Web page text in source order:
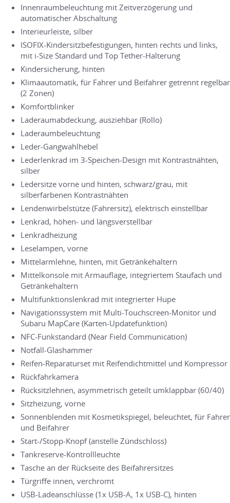
Innenraumbeleuchtung mit Zeitverzögerung und
automatischer Abschaltung
Interieurleiste, silber
ISOFIX-Kindersitzbefestigungen, hinten rechts und links,
mit i-Size Standard und Top Tether-Halterung
Kindersicherung, hinten
Klimaautomatik, für Fahrer und Beifahrer getrennt regelbar
(2 Zonen)
Komfortblinker
Laderaumabdeckung, ausziehbar (Rollo)
Laderaumbeleuchtung
Leder-Gangwahlhebel
Lederlenkrad im 3-Speichen-Design mit Kontrastnähten,
silber
Ledersitze vorne und hinten, schwarz/grau, mit
silberfarbenen Kontrastnähten
Lendenwirbelstütze (Fahrersitz), elektrisch einstellbar
Lenkrad, höhen- und längsverstellbar
Lenkradheizung
Leselampen, vorne
Mittelarmlehne, hinten, mit Getränkehaltern
Mittelkonsole mit Armauflage, integriertem Staufach und
Getränkehaltern
Multifunktionslenkrad mit integrierter Hupe
Navigationssystem mit Multi-Touchscreen-Monitor und
Subaru MapCare (Karten-Updatefunktion)
NFC-Funkstandard (Near Field Communication)
Notfall-Glashammer
Reifen-Reparaturset mit Reifendichtmittel und Kompressor
Rückfahrkamera
Rücksitzlehnen, asymmetrisch geteilt umklappbar (60/40)
Sitzheizung, vorne
Sonnenblenden mit Kosmetikspiegel, beleuchtet, für Fahrer
und Beifahrer
Start-/Stopp-Knopf (anstelle Zündschloss)
Tankreserve-Kontrollleuchte
Tasche an der Rückseite des Beifahrersitzes
Türgriffe innen, verchromt
USB-Ladeanschlüsse (1x USB-A, 1x USB-C), hinten